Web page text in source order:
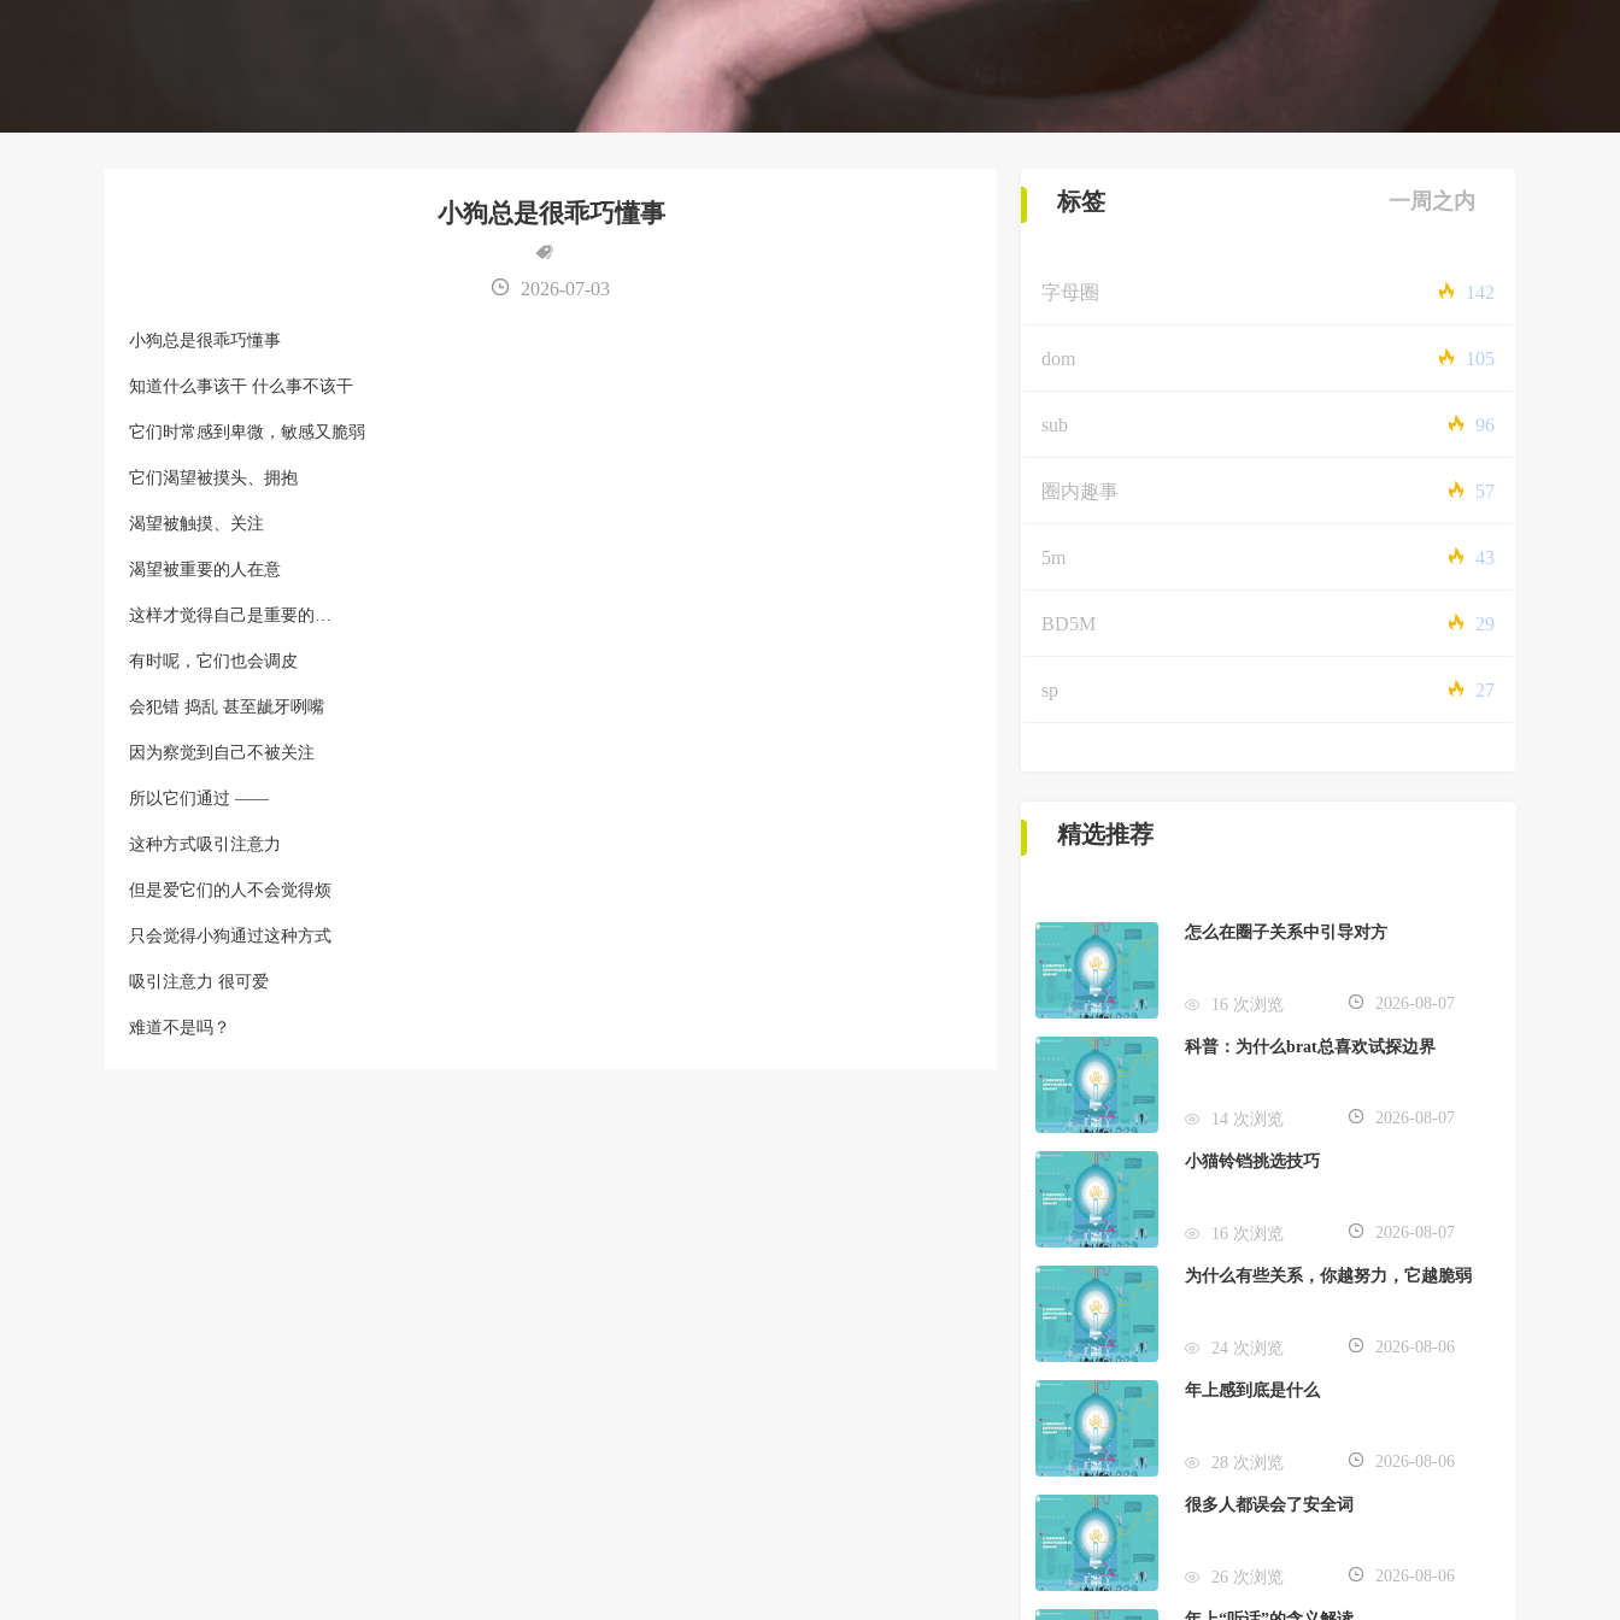
小狗总是很乖巧懂事
2026-07-03
小狗总是很乖巧懂事
知道什么事该干 什么事不该干
它们时常感到卑微，敏感又脆弱
它们渴望被摸头、拥抱
渴望被触摸、关注
渴望被重要的人在意
这样才觉得自己是重要的…
有时呢，它们也会调皮
会犯错 捣乱 甚至龇牙咧嘴
因为察觉到自己不被关注
所以它们通过 ——
这种方式吸引注意力
但是爱它们的人不会觉得烦
只会觉得小狗通过这种方式
吸引注意力 很可爱
难道不是吗？
标签 一周之内
字母圈 142
dom 105
sub 96
圈内趣事 57
5m 43
BD5M 29
sp 27
精选推荐
怎么在圈子关系中引导对方
16 次浏览 2026-08-07
科普：为什么brat总喜欢试探边界
14 次浏览 2026-08-07
小猫铃铛挑选技巧
16 次浏览 2026-08-07
为什么有些关系，你越努力，它越脆弱
24 次浏览 2026-08-06
年上感到底是什么
28 次浏览 2026-08-06
很多人都误会了安全词
26 次浏览 2026-08-06